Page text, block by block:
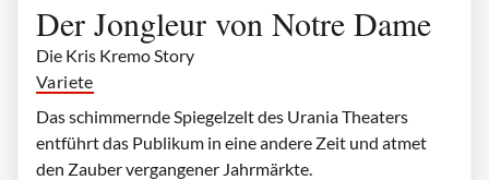
Der Jongleur von Notre Dame
Die Kris Kremo Story
Variete
Das schimmernde Spiegelzelt des Urania Theaters
entführt das Publikum in eine andere Zeit und atmet
den Zauber vergangener Jahrmärkte.